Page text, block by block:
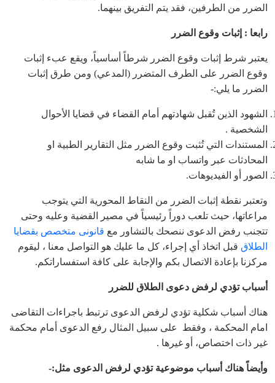
الضرر من الطرفين، فقد يتم التفريق بينهما.
رابعا : إثبات وقوع الضرر
يعتبر شرط إثبات وقوع الضرر شرطاً أساسياً، ويقع عبء إثبات
وقوع الضرر على الطرف المتضرر (المدعي) ومن طرق إثبات
الضرر ما يلي:-
الشهود الذين تُقبل شهادتهم أمام القضاء في قضايا الأحوال
الشخصية .
المستندات التي تُثبت وقوع الضرر مثل التقارير الطبية او
المحادثات عبر واتساب او ما شابه
الصور أو الفيديوهات.
وتعتبر نقطة إثبات الضرر من النقاط المحورية التي يتوجب
مراعاتها، حيث تلعب دوراً رئيسياً في مصير القضية وعليه وحتى
تتجنب رفض الدعوى ننصحك بالتشاور مع قانونى متخصص بقضايا
الطلاق قبل اتخاذ أي إجراء، كل ما عليك هو التواصل معنا ، ليقوم
مركزنا بإعادة الاتصال بكم والإجابة على كافة استفساراتكم.
أسباب تؤدي لرفض دعوى الطلاق للضرر
هناك أسباب شكلية تؤدي لرفض الدعوى ترتبط باجراءات التقاضى
امام المحكمة ، وفقط على سبيل المثال رفع الدعوى أمام محكمة
غير ذات اختصاص، أو غيرها .
وأيضاً هناك أسباب موضوعية تؤدي لرفض الدعوى مثل:-